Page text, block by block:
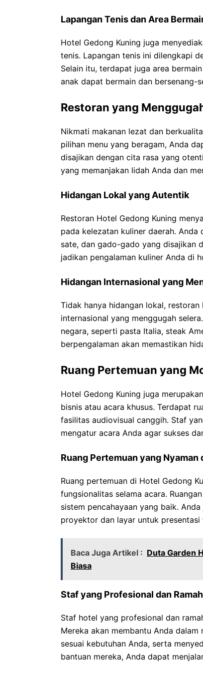
Lapangan Tenis dan Area
Hotel Gedong Kuning juga
tenis. Lapangan tenis ini dilengkapi
Selain itu, terdapat juga area
anak dapat bermain dan bersenang-
Restoran yang
Nikmati makanan lezat dan
pilihan menu yang beragam, Anda
disajikan dengan cita rasa yang
yang memanjakan lidah Anda dan
Hidangan Lokal yang Autentik
Restoran Hotel Gedong Kuning
pada kelezatan kuliner daerah.
sate, dan gado-gado yang disajikan
jadikan pengalaman kuliner Anda di
Hidangan Internasional yang
Tidak hanya hidangan lokal,
internasional yang menggugah
negara, seperti pasta Italia, steak
berpengalaman akan memastikan
Ruang Pertemuan yang
Hotel Gedong Kuning juga
bisnis atau acara khusus. Terdapat
fasilitas audiovisual canggih. Staf
mengatur acara Anda agar sukses
Ruang Pertemuan yang Nyaman
Ruang pertemuan di Hotel Gedong
fungsionalitas selama acara.
sistem pencahayaan yang baik.
proyektor dan layar untuk
Baca Juga Artikel : Duta Garden
Biasa
Staf yang Profesional dan Ramah
Staf hotel yang profesional dan
Mereka akan membantu Anda
sesuai kebutuhan Anda, serta
bantuan mereka, Anda dapat